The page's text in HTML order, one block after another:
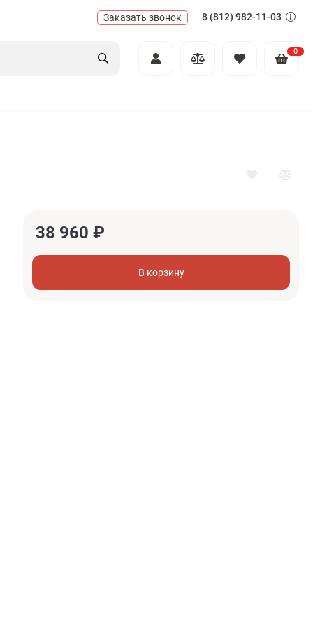
Заказать звонок 8 (812) 982-11-03
0
38 960 ₽
В корзину